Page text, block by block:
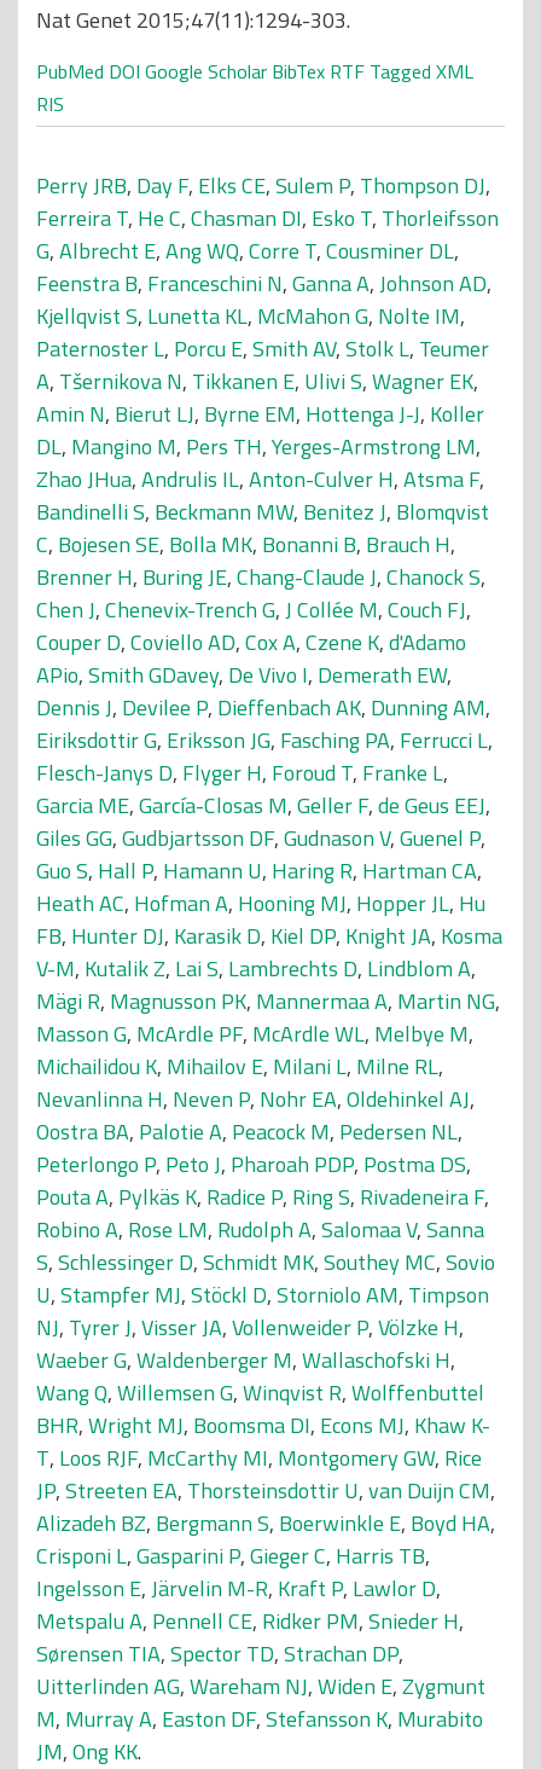
Nat Genet 2015;47(11):1294-303.
PubMed DOI Google Scholar BibTex RTF Tagged XML
RIS
Perry JRB, Day F, Elks CE,Sulem P, Thompson DJ,
Ferreira T, He C,Chasman DI, Esko T, Thorleifsson
G,Albrecht E,Ang WQ,Corre T,Cousminer DL,
Feenstra B, Franceschini N,Ganna A,Johnson AD,
Kjellqvist S, Lunetta KL, McMahon G, Nolte IM,
Paternoster L, Porcu E,Smith AV,Stolk L, Teumer
A, Tšernikova N, Tikkanen E, Ulivi S,Wagner EK,
Amin N, Bierut LJ, Byrne EM, Hottenga J-J, Koller
DL, Mangino M, Pers TH,Yerges-Armstrong LM,
Zhao JHua,Andrulis IL,Anton-Culver H,Atsma F,
Bandinelli S, Beckmann MW, Benitez J, Blomqvist
C, Bojesen SE, Bolla MK, Bonanni B, Brauch H,
Brenner H, Buring JE,Chang-Claude J,Chanock S,
Chen J,Chenevix-Trench G,J Collée M,Couch FJ,
Couper D,Coviello AD,Cox A,Czene K,d'Adamo
APio,Smith GDavey, De Vivo I, Demerath EW,
Dennis J, Devilee P, Dieffenbach AK, Dunning AM,
Eiriksdottir G, Eriksson JG, Fasching PA, Ferrucci L,
Flesch-Janys D, Flyger H, Foroud T, Franke L,
Garcia ME,García-Closas M,Geller F,de Geus EEJ,
Giles GG,Gudbjartsson DF,Gudnason V,Guenel P,
Guo S, Hall P, Hamann U, Haring R, Hartman CA,
Heath AC, Hofman A, Hooning MJ, Hopper JL, Hu
FB, Hunter DJ, Karasik D, Kiel DP, Knight JA, Kosma
V-M, Kutalik Z, Lai S, Lambrechts D, Lindblom A,
Mägi R, Magnusson PK, Mannermaa A, Martin NG,
Masson G, McArdle PF, McArdle WL, Melbye M,
Michailidou K, Mihailov E, Milani L, Milne RL,
Nevanlinna H, Neven P, Nohr EA,Oldehinkel AJ,
Oostra BA, Palotie A, Peacock M, Pedersen NL,
Peterlongo P, Peto J, Pharoah PDP, Postma DS,
Pouta A, Pylkäs K, Radice P, Ring S, Rivadeneira F,
Robino A, Rose LM, Rudolph A,Salomaa V,Sanna
S,Schlessinger D,Schmidt MK,Southey MC,Sovio
U,Stampfer MJ,Stöckl D,Storniolo AM, Timpson
NJ, Tyrer J,Visser JA,Vollenweider P,Völzke H,
Waeber G,Waldenberger M,Wallaschofski H,
Wang Q,Willemsen G,Winqvist R,Wolffenbuttel
BHR,Wright MJ, Boomsma DI, Econs MJ, Khaw K-
T, Loos RJF, McCarthy MI, Montgomery GW, Rice
JP,Streeten EA, Thorsteinsdottir U,van Duijn CM,
Alizadeh BZ, Bergmann S, Boerwinkle E, Boyd HA,
Crisponi L,Gasparini P,Gieger C, Harris TB,
Ingelsson E,Järvelin M-R, Kraft P, Lawlor D,
Metspalu A, Pennell CE, Ridker PM,Snieder H,
Sørensen TIA,Spector TD,Strachan DP,
Uitterlinden AG,Wareham NJ,Widen E,Zygmunt
M, Murray A, Easton DF,Stefansson K, Murabito
JM,Ong KK.